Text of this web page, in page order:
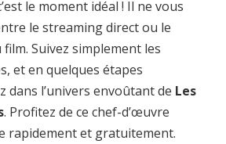
le moment idéal ! Il ne vous
le streaming direct ou le
Suivez simplement les
et en quelques étapes
dans l’univers envoûtant de Les
. Profitez de ce chef-d’œuvre
rapidement et gratuitement.